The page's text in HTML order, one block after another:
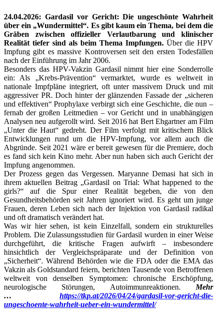
24.04.2026: Gardasil vor Gericht: Die ungeschönte Wahrheit
über ein „Wundermittel“. Es gibt kaum ein Thema, bei dem die
Gräben zwischen offizieller Verlautbarung und klinischer
Realität tiefer sind als beim Thema Impfungen. Über die HPV
Impfung gibt es massive Kontroversen seit den ersten Todesfällen
nach der Einführung im Jahr 2006.
Besonders das HPV-Vakzin Gardasil nimmt hier eine Sonderrolle
ein: Als „Krebs-Prävention“ vermarktet, wurde es weltweit in
nationale Impfpläne integriert, oft unter massivem Druck und mit
aggressiver PR. Doch hinter der glänzenden Fassade der „sicheren
und effektiven“ Prophylaxe verbirgt sich eine Geschichte, die nun –
fernab der großen Leitmedien – vor Gericht und in unabhängigen
Analysen neu aufgerollt wird. Seit 2016 hat Bert Ehgartner am Film
„Unter die Haut“ gedreht. Der Film verfolgt mit kritischem Blick
Entwicklungen rund um die HPV-Impfung, vor allem auch die
Abgründe. Seit 2021 wäre er bereit gewesen für die Premiere, doch
es fand sich kein Kino mehr. Aber nun haben sich auch Gericht der
Impfung angenommen.
Der Prozess gegen das Vergessen. Maryanne Demasi hat sich in
ihrem aktuellen Beitrag „Gardasil on Trial: What happened to the
girls?“ auf die Spur einer Realität begeben, die von den
Gesundheitsbehörden seit Jahren ignoriert wird. Es geht um junge
Frauen, deren Leben sich nach der Injektion von Gardasil radikal
und oft dramatisch verändert hat.
Was wir hier sehen, ist kein Einzelfall, sondern ein strukturelles
Problem. Die Zulassungsstudien für Gardasil wurden in einer Weise
durchgeführt, die kritische Fragen aufwirft – insbesondere
hinsichtlich der Vergleichspräparate und der Definition von
„Sicherheit“. Während Behörden wie die FDA oder die EMA das
Vakzin als Goldstandard feiern, berichten Tausende von Betroffenen
weltweit von denselben Symptomen: chronische Erschöpfung,
neurologische Störungen, Autoimmunreaktionen. Mehr
… https://tkp.at/2026/04/24/gardasil-vor-gericht-die-
ungeschoente-wahrheit-ueber-ein-wundermittel/